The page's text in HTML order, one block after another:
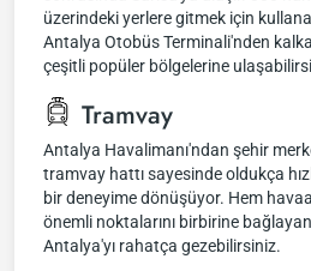
üzerindeki yerlere gitmek için
Antalya Otobüs Terminali'nden
çeşitli popüler bölgelerine
Tramvay
Antalya Havalimanı'ndan şehir
tramvay hattı sayesinde oldukça
bir deneyime dönüşüyor. Hem
önemli noktalarını birbirine
Antalya'yı rahatça gezebilirsiniz.